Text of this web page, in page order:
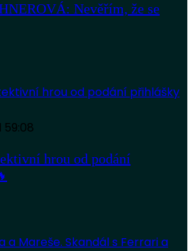
Nevěřím, že se
59:08
hrou od podání